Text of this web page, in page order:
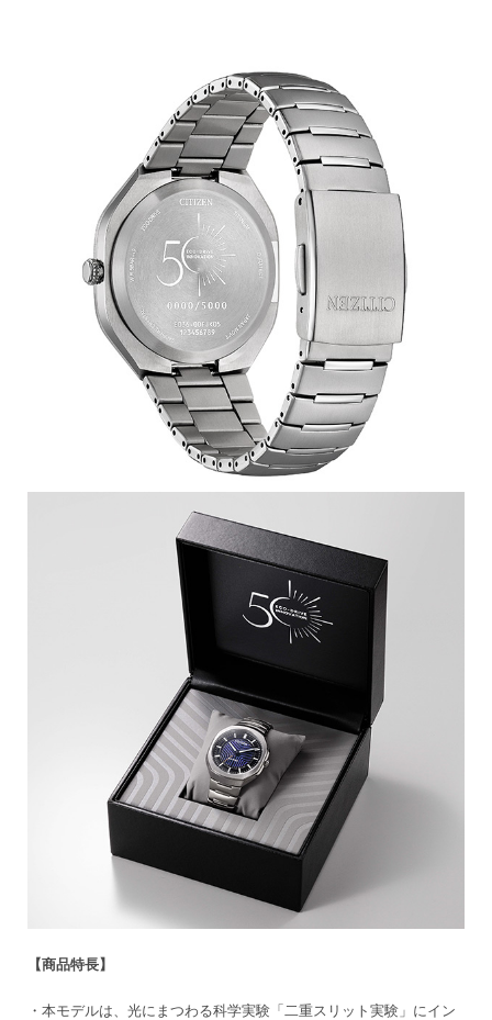
【商品特長】
・本モデルは、光にまつわる科学実験「二重スリット実験」にイン